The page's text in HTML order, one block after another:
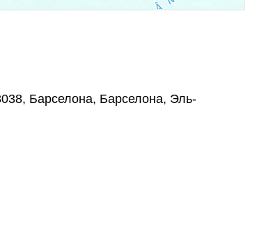
Барселона, Барселона, Эль-